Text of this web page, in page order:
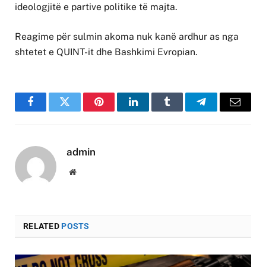
ideologjitë e partive politike të majta.
Reagime për sulmin akoma nuk kanë ardhur as nga
shtetet e QUINT-it dhe Bashkimi Evropian.
FacebookTwitter PinterestLinkedInTumblr TelegramEmail
admin
Website
RELATEDPOSTS